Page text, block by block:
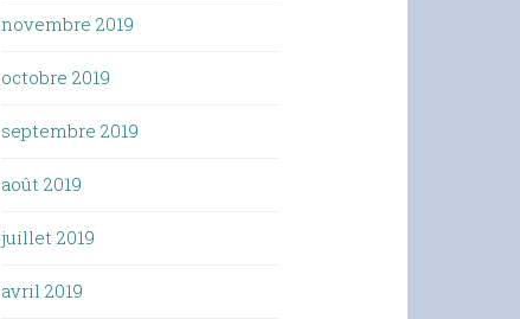
novembre 2019
octobre 2019
septembre 2019
août 2019
juillet 2019
avril 2019